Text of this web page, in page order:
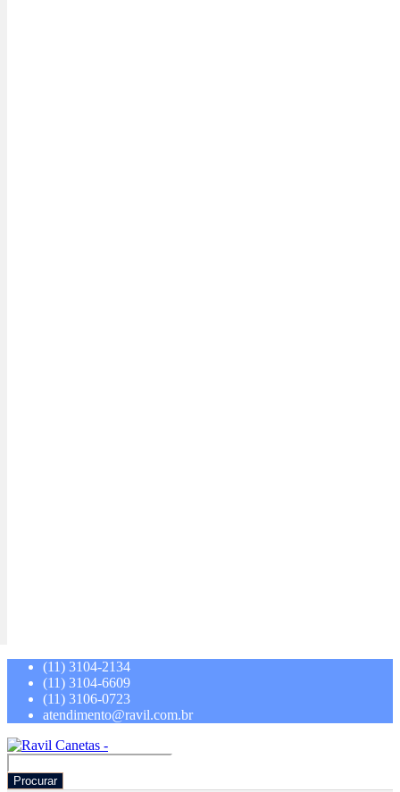
(11) 3104-2134
(11) 3104-6609
(11) 3106-0723
atendimento@ravil.com.br
Procurar